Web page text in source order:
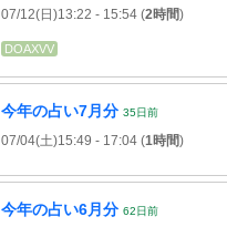
07/12(日)13:22 - 15:54 (2時間)
DOAXVV
今年の占い7月分 35日前
07/04(土)15:49 - 17:04 (1時間)
今年の占い6月分 62日前